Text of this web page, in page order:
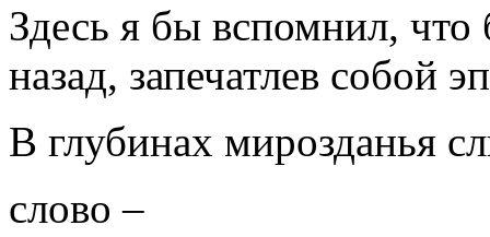
Здесь я бы вспомнил, что
назад, запечатлев собой
В глубинах мирозданья
слово –